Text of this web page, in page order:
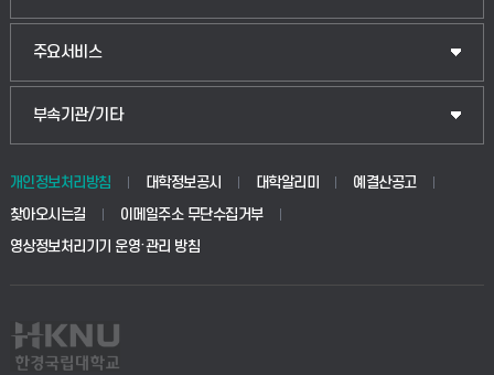
주요서비스
부속기관/기타
개인정보처리방침 대학정보공시 대학알리미
예결산공고
찾아오시는길
이메일주소 무단수집거부
영상정보처리기기 운영·관리 방침